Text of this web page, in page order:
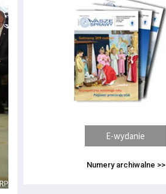
E-wydanie
Numery archiwalne >>